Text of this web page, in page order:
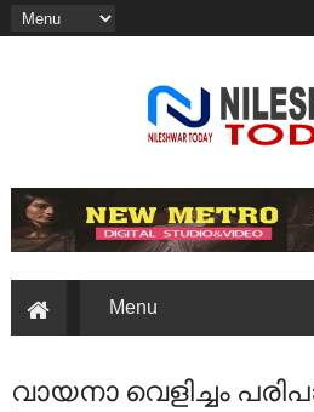
വായനാ വെളിച്ചം